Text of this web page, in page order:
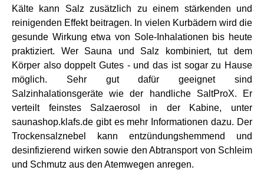
Kälte kann Salz zusätzlich zu einem stärkenden und
reinigenden Effekt beitragen. In vielen Kurbädern wird die
gesunde Wirkung etwa von Sole-Inhalationen bis heute
praktiziert. Wer Sauna und Salz kombiniert, tut dem
Körper also doppelt Gutes - und das ist sogar zu Hause
möglich. Sehr gut dafür geeignet sind
Salzinhalationsgeräte wie der handliche SaltProX. Er
verteilt feinstes Salzaerosol in der Kabine, unter
saunashop.klafs.de gibt es mehr Informationen dazu. Der
Trockensalznebel kann entzündungshemmend und
desinfizierend wirken sowie den Abtransport von Schleim
und Schmutz aus den Atemwegen anregen.